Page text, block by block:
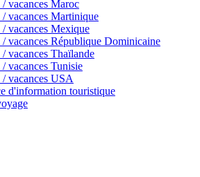
vacances Maroc
vacances Martinique
vacances Mexique
vacances République Dominicaine
vacances Thaïlande
vacances Tunisie
vacances USA
d'information touristique